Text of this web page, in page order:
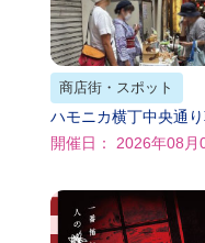
商店街・スポット
ハモニカ横丁中央通
開催日： 2026年08月